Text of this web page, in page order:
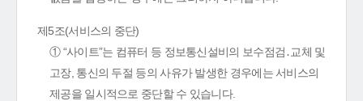
제5조(서비스의 중단)
① “사이트”는 컴퓨터 등 정보통신설비의 보수점검․교체 및
고장, 통신의 두절 등의 사유가 발생한 경우에는 서비스의
제공을 일시적으로 중단할 수 있습니다.